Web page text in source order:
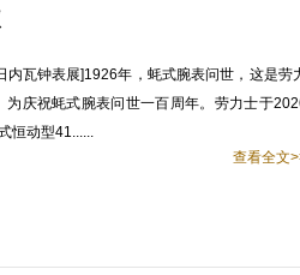
内瓦钟表展]1926年，蚝式腕表问世，这是劳
为庆祝蚝式腕表问世一百周年。劳力士于
恒动型41......
查看全文